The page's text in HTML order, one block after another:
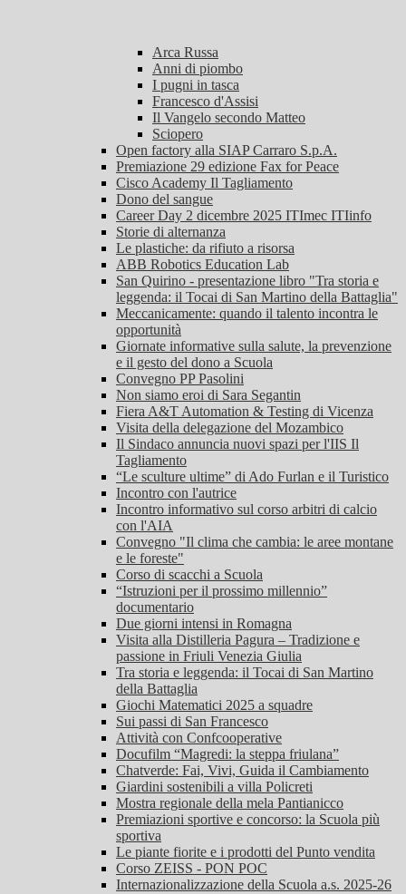
Arca Russa
Anni di piombo
I pugni in tasca
Francesco d'Assisi
Il Vangelo secondo Matteo
Sciopero
Open factory alla SIAP Carraro S.p.A.
Premiazione 29 edizione Fax for Peace
Cisco Academy Il Tagliamento
Dono del sangue
Career Day 2 dicembre 2025 ITImec ITIinfo
Storie di alternanza
Le plastiche: da rifiuto a risorsa
ABB Robotics Education Lab
San Quirino - presentazione libro "Tra storia e
leggenda: il Tocai di San Martino della Battaglia"
Meccanicamente: quando il talento incontra le
opportunità
Giornate informative sulla salute, la prevenzione
e il gesto del dono a Scuola
Convegno PP Pasolini
Non siamo eroi di Sara Segantin
Fiera A&T Automation & Testing di Vicenza
Visita della delegazione del Mozambico
Il Sindaco annuncia nuovi spazi per l'IIS Il
Tagliamento
“Le sculture ultime” di Ado Furlan e il Turistico
Incontro con l'autrice
Incontro informativo sul corso arbitri di calcio
con l'AIA
Convegno "Il clima che cambia: le aree montane
e le foreste"
Corso di scacchi a Scuola
“Istruzioni per il prossimo millennio”
documentario
Due giorni intensi in Romagna
Visita alla Distilleria Pagura – Tradizione e
passione in Friuli Venezia Giulia
Tra storia e leggenda: il Tocai di San Martino
della Battaglia
Giochi Matematici 2025 a squadre
Sui passi di San Francesco
Attività con Confcooperative
Docufilm “Magredi: la steppa friulana”
Chatverde: Fai, Vivi, Guida il Cambiamento
Giardini sostenibili a villa Policreti
Mostra regionale della mela Pantianicco
Premiazioni sportive e concorso: la Scuola più
sportiva
Le piante fiorite e i prodotti del Punto vendita
Corso ZEISS - PON POC
Internazionalizzazione della Scuola a.s. 2025-26